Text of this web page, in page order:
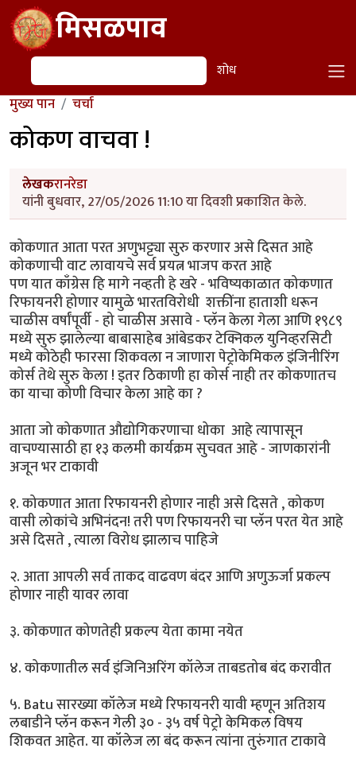
Skip to main contentमिसळपाव
शोध शोध
मुख्य पान चर्चा
कोकण वाचवा !
लेखकरानरेडा
यांनी बुधवार, 27/05/2026 11:10 या दिवशी प्रकाशित केले.
कोकणात आता परत अणुभट्ट्या सुरु करणार असे दिसत आहे
कोकणाची वाट लावायचे सर्व प्रयत्न भाजप करत आहे
पण यात काँग्रेस हि मागे नव्हती हे खरे - भविष्यकाळात कोकणात
रिफायनरी होणार यामुळे भारतविरोधी शक्तींना हाताशी धरून
चाळीस वर्षांपूर्वी - हो चाळीस असावे - प्लॅन केला गेला आणि १९८९
मध्ये सुरु झालेल्या बाबासाहेब आंबेडकर टेक्निकल युनिव्हरसिटी
मध्ये कोठेही फारसा शिकवला न जाणारा पेट्रोकेमिकल इंजिनीरिंग
कोर्स तेथे सुरु केला ! इतर ठिकाणी हा कोर्स नाही तर कोकणातच
का याचा कोणी विचार केला आहे का ?
आता जो कोकणात औद्योगिकरणाचा धोका आहे त्यापासून
वाचण्यासाठी हा १३ कलमी कार्यक्रम सुचवत आहे - जाणकारांनी
अजून भर टाकावी
१. कोकणात आता रिफायनरी होणार नाही असे दिसते , कोकण
वासी लोकांचे अभिनंदन! तरी पण रिफायनरी चा प्लॅन परत येत आहे
असे दिसते , त्याला विरोध झालाच पाहिजे
२. आता आपली सर्व ताकद वाढवण बंदर आणि अणुऊर्जा प्रकल्प
होणार नाही यावर लावा
३. कोकणात कोणतेही प्रकल्प येता कामा नयेत
४. कोकणातील सर्व इंजिनिअरिंग कॉलेज ताबडतोब बंद करावीत
५. Batu सारख्या कॉलेज मध्ये रिफायनरी यावी म्हणून अतिशय
लबाडीने प्लॅन करून गेली ३० - ३५ वर्ष पेट्रो केमिकल विषय
शिकवत आहेत. या कॉलेज ला बंद करून त्यांना तुरुंगात टाकावे